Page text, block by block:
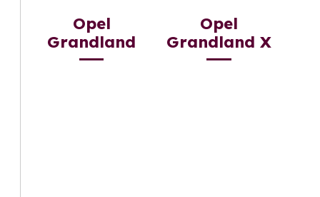
Opel
Grandland
Opel
Grandland X